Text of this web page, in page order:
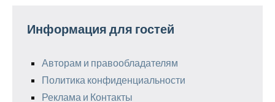
Информация для гостей
Авторам и правообладателям
Политика конфиденциальности
Реклама и Контакты